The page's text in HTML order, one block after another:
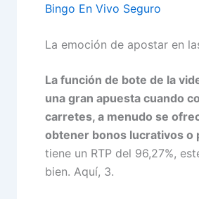
Bingo En Vivo Seguro
La emoción de apostar en
La función de bote de la
una gran apuesta cuando
carretes, a menudo se
obtener bonos lucrativos o
tiene un RTP del 96,27%,
bien. Aquí, 3.